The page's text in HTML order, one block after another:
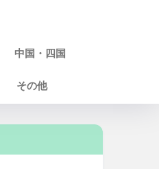
中国・四国
その他